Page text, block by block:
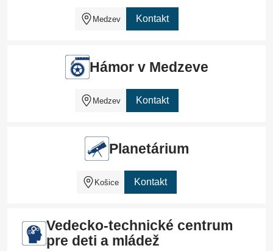
Medzev Kontakt
Hámor v Medzeve
Medzev Kontakt
Planetárium
Košice Kontakt
Vedecko-technické centrum
pre deti a mládež